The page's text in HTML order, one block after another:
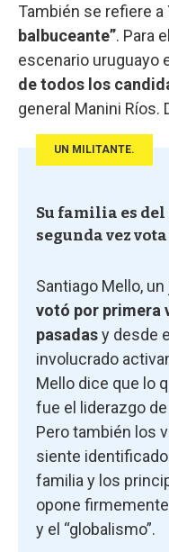
También se refiere a
balbuceante”. Para
escenario uruguayo
de todos los
general Manini Ríos.
UN MILITANTE.
Su familia es del
segunda vez
Santiago Mello,
votó por primera
pasadasy desde
involucrado
Mello dice que lo
fue el liderazgo
Pero también los
siente
familia y los
opone firmemente
y el “globalismo”.